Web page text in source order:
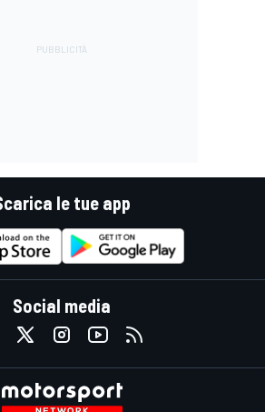
le tue app
Social media